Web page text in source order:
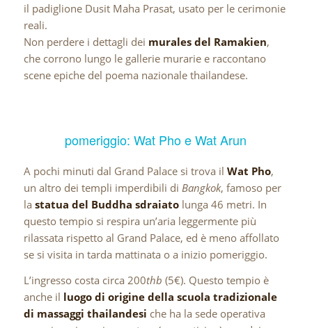
il padiglione Dusit Maha Prasat, usato per le cerimonie
reali.
Non perdere i dettagli dei murales del Ramakien,
che corrono lungo le gallerie murarie e raccontano
scene epiche del poema nazionale thailandese.
pomeriggio: Wat Pho e Wat Arun
A pochi minuti dal Grand Palace si trova il Wat Pho,
un altro dei templi imperdibili di Bangkok, famoso per
la statua del Buddha sdraiatolunga 46 metri. In
questo tempio si respira un’aria leggermente più
rilassata rispetto al Grand Palace, ed è meno affollato
se si visita in tarda mattinata o a inizio pomeriggio.
L’ingresso costa circa 200thb (5€). Questo tempio è
anche il luogo di origine della scuola tradizionale
di massaggi thailandesi che ha la sede operativa